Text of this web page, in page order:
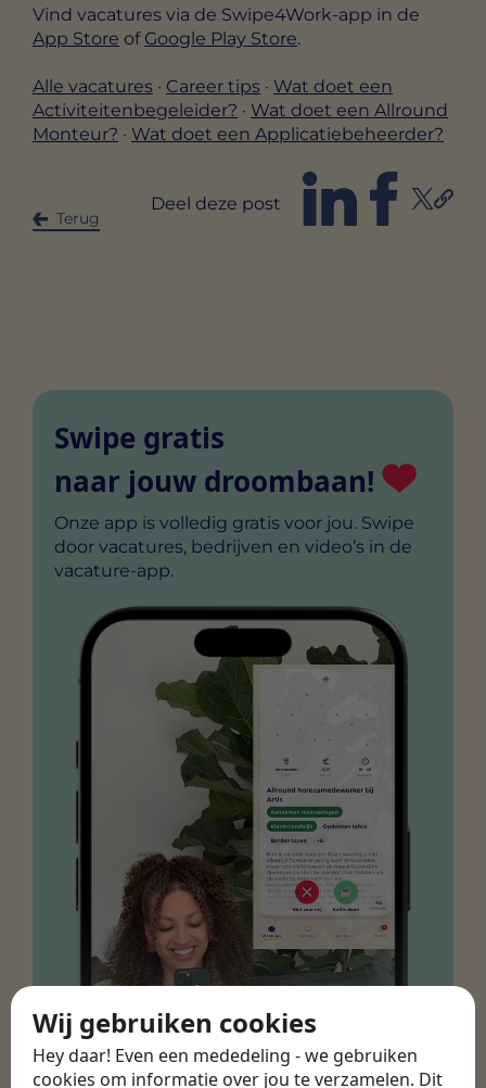
Wij gebruiken cookies
Hey daar! Even een mededeling - we gebruiken
cookies om informatie over jou te verzamelen. Dit
Vind vacatures via de Swipe4Work-app in de
App Store of Google Play Store.
Alle vacatures · Career tips · Wat doet een
Activiteitenbegeleider? · Wat doet een Allround
Monteur? · Wat doet een Applicatiebeheerder?
Terug
Deel deze post
Swipe gratis
naar jouw droombaan!
Onze app is volledig gratis voor jou. Swipe
door vacatures, bedrijven en video’s in de
vacature-app.